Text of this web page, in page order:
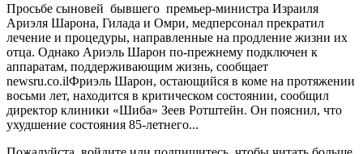
Просьбе сыновей бывшего премьер-министра Израиля
Ариэля Шарона, Гилада и Омри, медперсонал прекратил
лечение и процедуры, направленные на продление жизни их
отца. Однако Ариэль Шарон по-прежнему подключен к
аппаратам, поддерживающим жизнь, сообщает
newsru.co.ilФриэль Шарон, остающийся в коме на протяжении
восьми лет, находится в критическом состоянии, сообщил
директор клиники «Шиба» Зеев Ротштейн. Он пояснил, что
ухудшение состояния 85-летнего...